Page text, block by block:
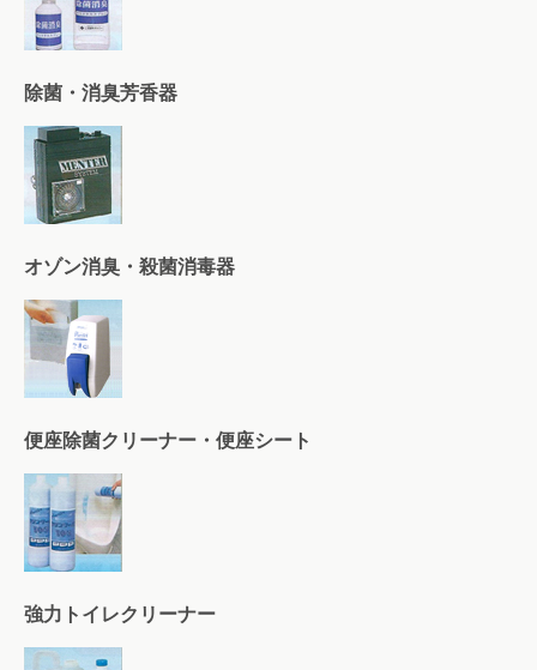
除菌・消臭芳香器
オゾン消臭・殺菌消毒器
便座除菌クリーナー・便座シート
強力トイレクリーナー